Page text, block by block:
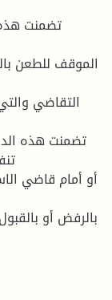
تضمنت هذه
الموقف للطعن
التقاضي
تضمنت هذه
أو أمام قاضي
بالرفض أو